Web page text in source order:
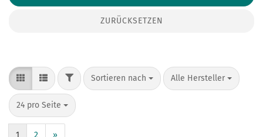
ZURÜCKSETZEN
FILTERSortieren nach
Sortieren nach Alle Hersteller
pro Seite
24 pro Seite
pro Seite
1 2 »